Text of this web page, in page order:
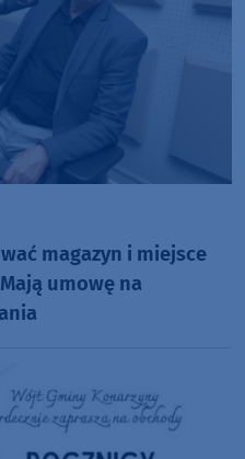
magazyn i miejsce
umowę na